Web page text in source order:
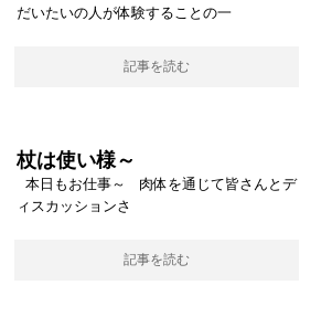
だいたいの人が体験することの一
記事を読む
杖は使い様～
本日もお仕事～ 肉体を通じて皆さんとデ
ィスカッションさ
記事を読む